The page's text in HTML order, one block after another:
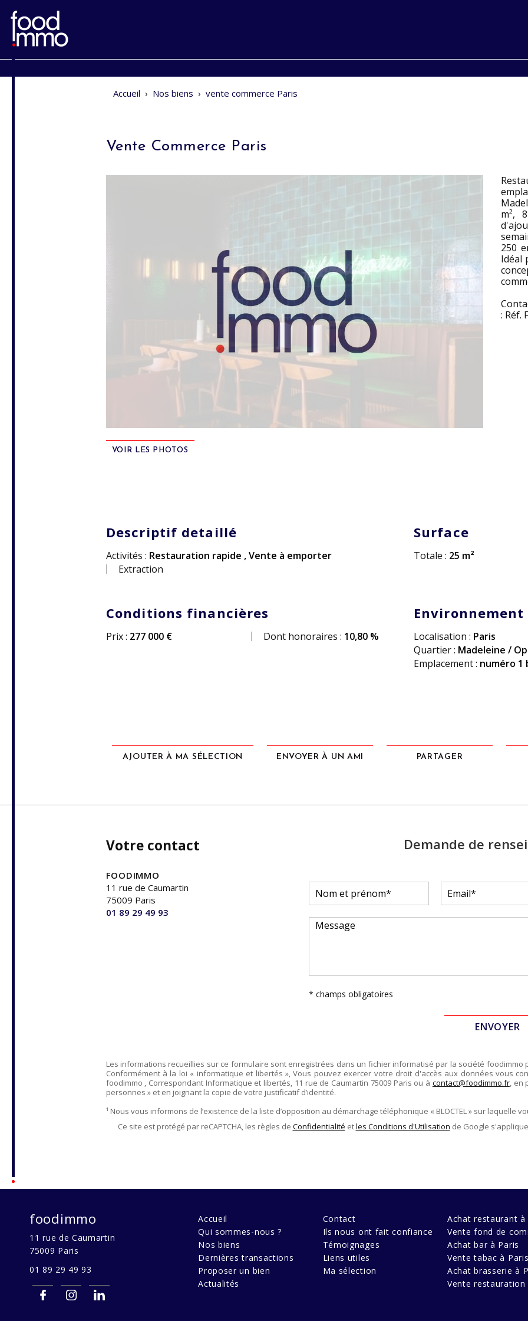
Accueil › Nos biens › vente commerce Paris
Vente Commerce Paris
VOIR LES PHOTOS
m²,
250
Idéal
: Réf.
Descriptif detaillé
Activités : Restauration rapide ,Vente à emporter
Extraction
Surface
Totale : 25 m²
Conditions financières
Prix : 277 000 € Dont honoraires : 10,80 %
Environnement
Localisation : Paris
Quartier : Madeleine /
Emplacement : numéro 1
AJOUTER À MA SÉLECTION ENVOYER À UN AMI PARTAGER
Votre contact
FOODIMMO
11 rue de Caumartin
75009 Paris
01 89 29 49 93
Demande de
* champs obligatoires
Les informations recueillies sur ce formulaire sont enregistrées dans un fichier informatisé par la société foodimmo
Conformément à la loi « informatique et libertés », Vous pouvez exercer votre droit d'accès aux données vous
foodimmo , Correspondant Informatique et libertés, 11 rue de Caumartin 75009 Paris ou à contact@foodimmo.fr, en
personnes » et en joignant la copie de votre justificatif d’identité.
¹ Nous vous informons de l’existence de la liste d’opposition au démarchage téléphonique « BLOCTEL » sur laquelle
Ce site est protégé par reCAPTCHA, les règles de Confidentialité etles Conditions d'Utilisation de Google
foodimmo
11 rue de Caumartin
75009 Paris
01 89 29 49 93
Accueil
Qui sommes-nous ?
Nos biens
Dernières transactions
Proposer un bien
Actualités
Contact
Ils nous ont fait confiance
Témoignages
Liens utiles
Ma sélection
Achat restaurant à
Vente fond de
Achat bar à Paris
Vente tabac à Paris
Achat brasserie à
Vente restauration